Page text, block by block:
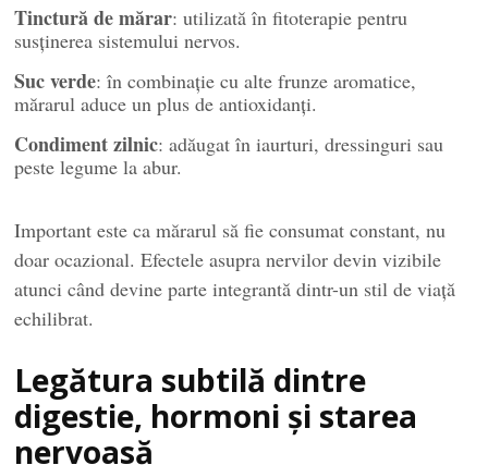
Tinctură de mărar: utilizată în fitoterapie pentru
susținerea sistemului nervos.
Suc verde: în combinație cu alte frunze aromatice,
mărarul aduce un plus de antioxidanți.
Condiment zilnic: adăugat în iaurturi, dressinguri sau
peste legume la abur.
Important este ca mărarul să fie consumat constant, nu
doar ocazional. Efectele asupra nervilor devin vizibile
atunci când devine parte integrantă dintr-un stil de viață
echilibrat.
Legătura subtilă dintre
digestie, hormoni și starea
nervoasă